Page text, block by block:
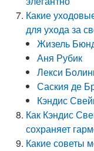
Какие
для ухода за
Жизель
Аня Рубик
Лекси
Саския де
Кэндис
Как Кэндис
сохраняет
Какие советы